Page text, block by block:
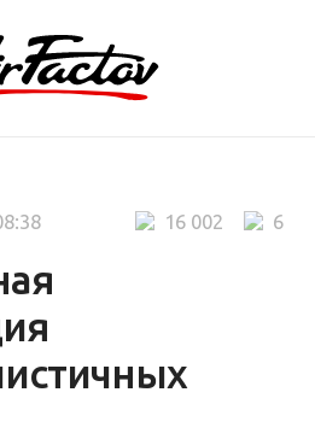
6
16 002